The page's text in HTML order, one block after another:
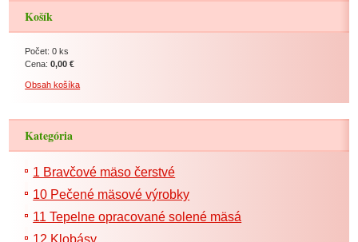
Košík
Počet: 0 ks
Cena:0,00 €
Obsah košíka
Kategória
1 Bravčové mäso čerstvé
10 Pečené mäsové výrobky
11 Tepelne opracované solené mäsá
12 Klobásy